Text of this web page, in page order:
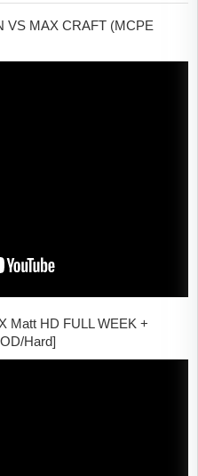
VS MAX CRAFT (MCPE
Matt HD FULL WEEK +
Hard]